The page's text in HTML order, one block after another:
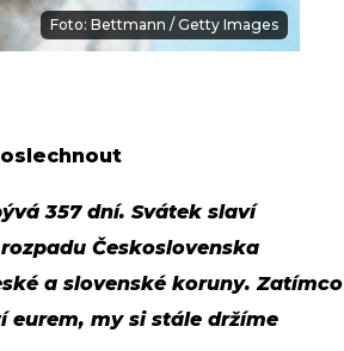
Foto: Bettmann / Getty Images
357 dní. Svátek slaví
Československa
a slovenské koruny. Zatímco
eurem, my si stále držíme